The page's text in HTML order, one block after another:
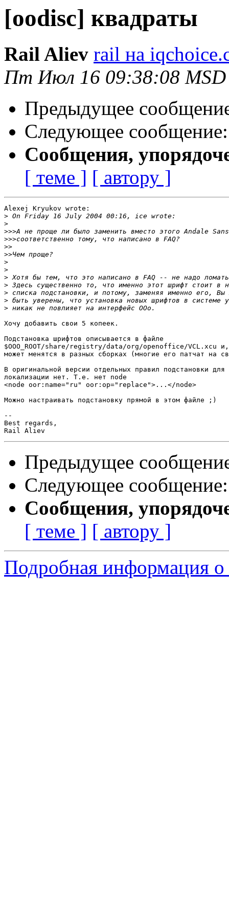
[oodisc] квадраты
Rail Aliev rail на
Пт Июл 16 09:38:08 MSD
Предыдущее
Следующее
Сообщения,
[ теме ] [ автору ]
Alexej Kryukov wrote:
>
>
>>>
>>>
>>
>>
>
>
>
>
>
>
>
Хочу добавить свои 5 копеек.
Подстановка шрифтов описывается в файле
$OOO_ROOT/share/registry/data/org/openoffice/VCL.xcu
может менятся в разных сборках (многие его патчат на
В оригинальной версии отдельных правил подстановки
локализации нет. Т.е. нет node
<node oor:name="ru" oor:op="replace">...</node>
Можно настраивать подстановку прямой в этом файле ;)
--
Best regards,
Предыдущее
Следующее
Сообщения,
[ теме ] [ автору ]
Подробная информация о